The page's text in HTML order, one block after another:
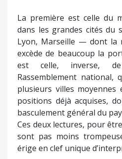
La première est celle du
dans les grandes cités du
Lyon, Marseille — dont la
excède de beaucoup la
est celle, inverse,
Rassemblement national,
plusieurs villes moyennes
positions déjà acquises,
basculement général du
Ces deux lectures, pour
sont pas moins
érige en clef unique